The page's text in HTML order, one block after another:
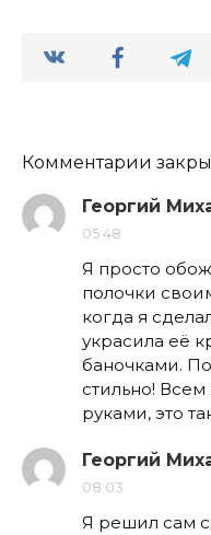
Комментарии
Георгий
05:48
Я просто
полочки
когда я
украсила её
баночками.
стильно!
руками, это
Георгий
08:03
Я решил сам